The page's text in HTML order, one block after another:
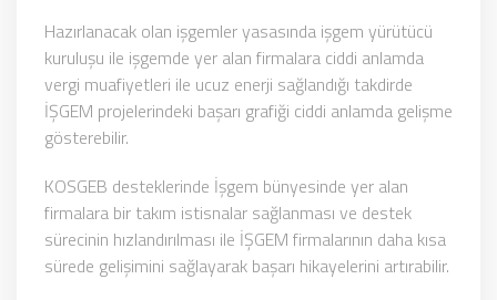
Hazırlanacak olan işgemler yasasında işgem yürütücü
kuruluşu ile işgemde yer alan firmalara ciddi anlamda
vergi muafiyetleri ile ucuz enerji sağlandığı takdirde
İŞGEM projelerindeki başarı grafiği ciddi anlamda gelişme
gösterebilir.
KOSGEB desteklerinde İşgem bünyesinde yer alan
firmalara bir takım istisnalar sağlanması ve destek
sürecinin hızlandırılması ile İŞGEM firmalarının daha kısa
sürede gelişimini sağlayarak başarı hikayelerini artırabilir.